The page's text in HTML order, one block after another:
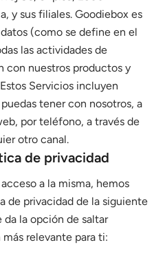
y sus filiales. Goodiebox es
(como se define en el
las actividades de
con nuestros productos y
Servicios incluyen
tener con nosotros, a
por teléfono, a través de
otro canal.
de privacidad
a la misma, hemos
de privacidad de la siguiente
la opción de saltar
relevante para ti: